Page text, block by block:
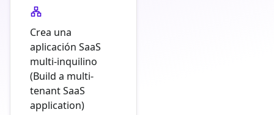
Crea una
aplicación SaaS
multi-inquilino
(Build a multi-
tenant SaaS
application)